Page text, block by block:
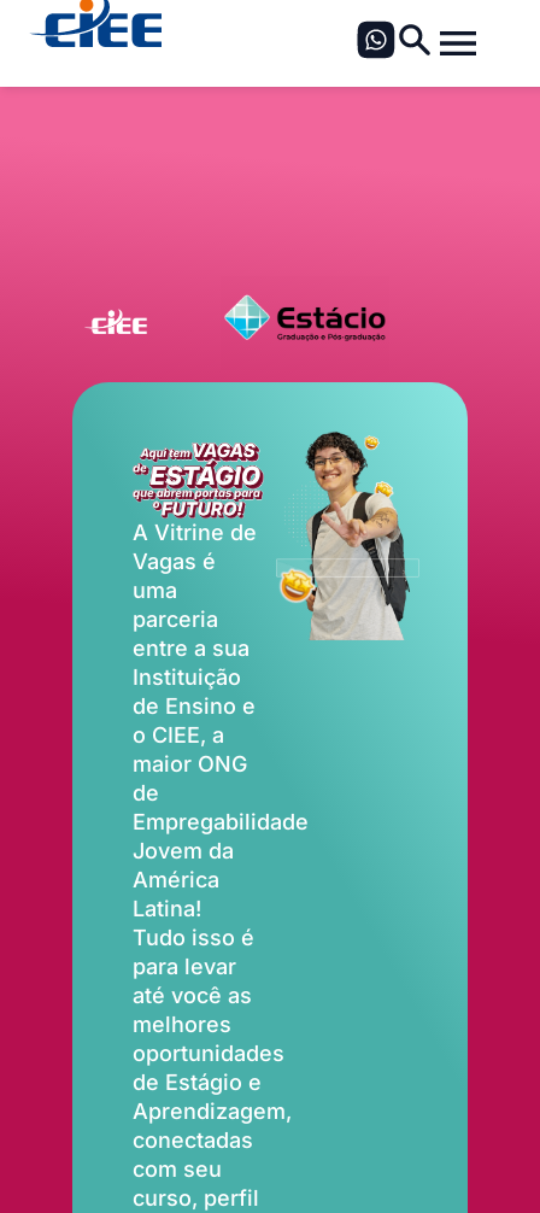
A Vitrine de
Vagas é
uma
parceria
entre a sua
Instituição
de Ensino e
o CIEE, a
maior ONG
de
Empregabilidade
Jovem da
América
Latina!
Tudo isso é
para levar
até você as
melhores
oportunidades
de Estágio e
Aprendizagem,
conectadas
com seu
curso, perfil